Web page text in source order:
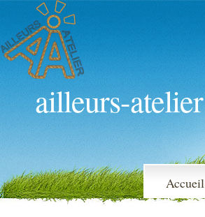
ailleurs-atelier
Accueil